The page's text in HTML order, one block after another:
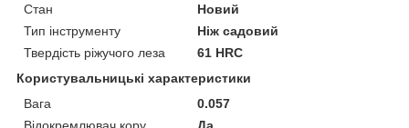
Стан
Новий
Тип інструменту
Ніж садовий
Твердість ріжучого леза
61 HRC
Користувальницькі характеристики
Вага
0.057
Відокремлювач кору
Да